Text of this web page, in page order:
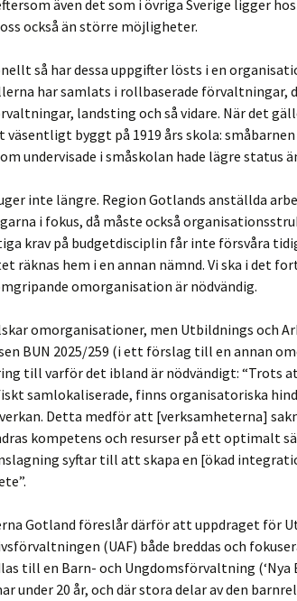
även det som i övriga Sverige ligger
också än större möjligheter.
så har dessa uppgifter lösts i en
har samlats i rollbaserade förvaltningar,
landsting och så vidare. När det
väsentligt byggt på 1919 års skola:
undervisade i småskolan hade lägre status
inte längre. Region Gotlands anställda
i fokus, då måste också
krav på budgetdisciplin får inte försvåra
räknas hem i en annan nämnd. Vi ska i det
omorganisation är nödvändig.
omorganisationer, men Utbildnings och
BUN 2025/259 (i ett förslag till en annan
till varför det ibland är nödvändigt: “Trots
samlokaliserade, finns organisatoriska
Detta medför att [verksamheterna]
kompetens och resurser på ett optimalt
syftar till att skapa en [ökad
Gotland föreslår därför att uppdraget för
(UAF) både breddas och
till en Barn- och Ungdomsförvaltning (‘Nya
under 20 år, och där stora delar av den